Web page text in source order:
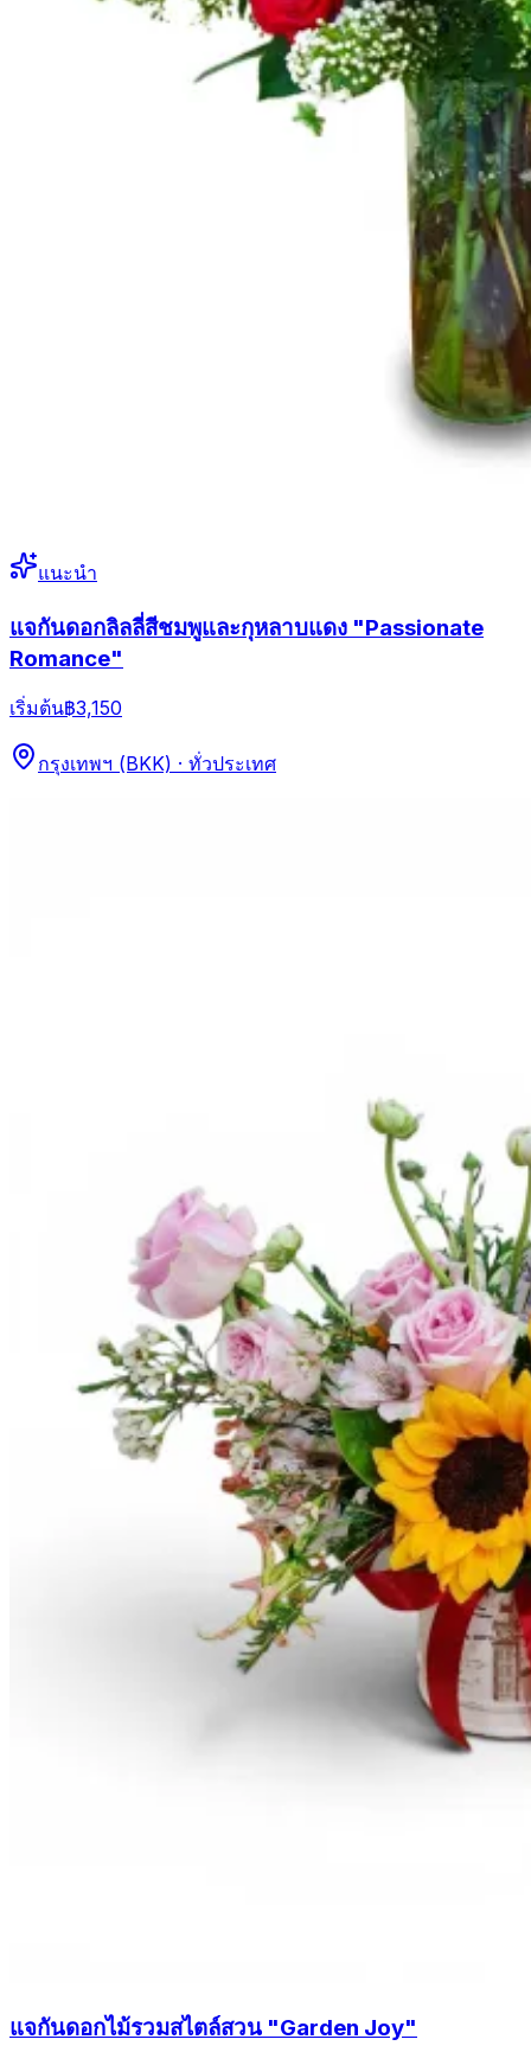
แนะนำ
แจกันดอกลิลลี่สีชมพูและกุหลาบแดง "Passionate
Romance"
เริ่มต้น฿3,150
กรุงเทพฯ (BKK) · ทั่วประเทศ
แจกันดอกไม้รวมสไตล์สวน "Garden Joy"